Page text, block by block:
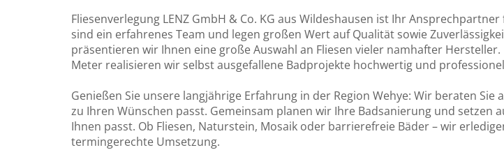
Fliesenverlegung LENZ GmbH & Co. KG aus Wildeshausen ist Ihr
sind ein erfahrenes Team und legen großen Wert auf Qualität sowie
präsentieren wir Ihnen eine große Auswahl an Fliesen vieler namhafter
Meter realisieren wir selbst ausgefallene Badprojekte hochwertig und
Genießen Sie unsere langjährige Erfahrung in der Region Wehye: Wir beraten
zu Ihren Wünschen passt. Gemeinsam planen wir Ihre Badsanierung und
Ihnen passt. Ob Fliesen, Naturstein, Mosaik oder barrierefreie Bäder – wir
termingerechte Umsetzung.